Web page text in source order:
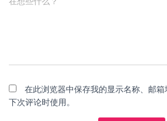
在此浏览器中保存我的显示名称、邮
下次评论时使用。